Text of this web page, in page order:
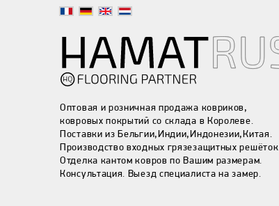
Оптовая и розничная продажа ковриков,
ковровых покрытий со склада в Королеве.
Поставки из Бельгии,Индии,Индонезии,Китая.
Производство входных грязезащитных решёток.
Отделка кантом ковров по Вашим размерам.
Консультация. Выезд специалиста на замер.